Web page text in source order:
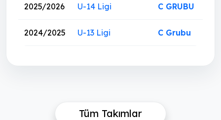
2025/2026 U-14 Ligi C GRUBU
2024/2025 U-13 Ligi C Grubu
Tüm Takımlar